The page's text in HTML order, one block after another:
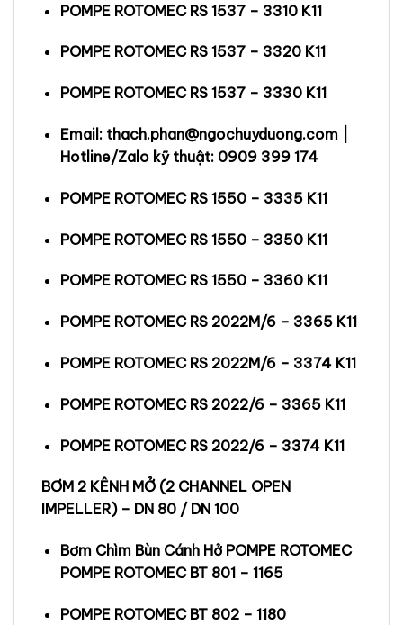
POMPE ROTOMEC RS 1537 – 3310 K11
POMPE ROTOMEC RS 1537 – 3320 K11
POMPE ROTOMEC RS 1537 – 3330 K11
Email: thach.phan@ngochuyduong.com |
Hotline/Zalo kỹ thuật: 0909 399 174
POMPE ROTOMEC RS 1550 – 3335 K11
POMPE ROTOMEC RS 1550 – 3350 K11
POMPE ROTOMEC RS 1550 – 3360 K11
POMPE ROTOMEC RS 2022M/6 – 3365 K11
POMPE ROTOMEC RS 2022M/6 – 3374 K11
POMPE ROTOMEC RS 2022/6 – 3365 K11
POMPE ROTOMEC RS 2022/6 – 3374 K11
BƠM 2 KÊNH MỞ (2 CHANNEL OPEN
IMPELLER) – DN 80 / DN 100
Bơm Chìm Bùn Cánh Hở POMPE ROTOMEC
POMPE ROTOMEC BT 801 – 1165
POMPE ROTOMEC BT 802 – 1180